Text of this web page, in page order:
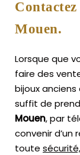
Contactez
Mouen.
Lorsque que
faire des
bijoux
suffit de
Mouen, par
convenir d’un
toute